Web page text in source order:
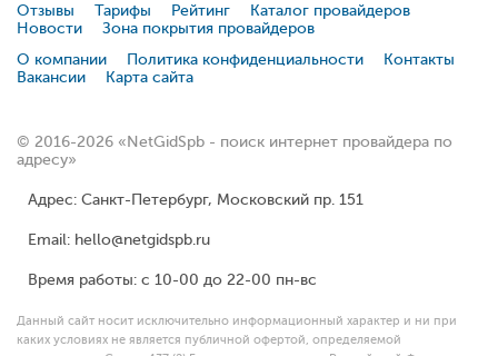
Отзывы Тарифы Рейтинг
Каталог провайдеров
Новости
Зона покрытия провайдеров
О компании
Политика конфиденциальности
Контакты
Вакансии
Карта сайта
© 2016-2026 «NetGidSpb - поиск интернет провайдера по
адресу»
Адрес: Санкт-Петербург, Московский пр. 151
Email: hello@netgidspb.ru
Время работы: с 10-00 до 22-00 пн-вс
Данный сайт носит исключительно информационный характер и ни при
каких условиях не является публичной офертой, определяемой